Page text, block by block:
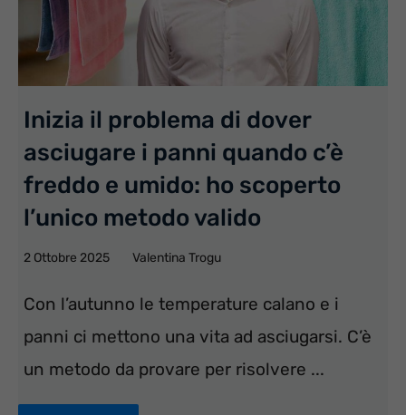
Inizia il problema di dover
asciugare i panni quando c’è
freddo e umido: ho scoperto
l’unico metodo valido
2 Ottobre 2025 Valentina Trogu
Con l’autunno le temperature calano e i
panni ci mettono una vita ad asciugarsi. C’è
un metodo da provare per risolvere ...